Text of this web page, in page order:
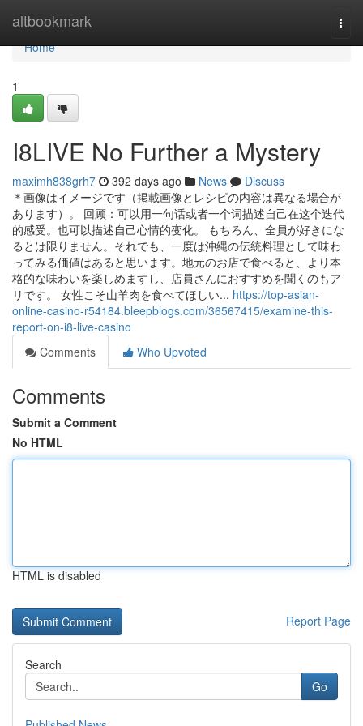
altbookmark
Home
Home
1
I8LIVE No Further a Mystery
maximh838grh7 392 days ago News
Discuss
＊画像はイメージです（掲載画像とレシピの内容は異なる場合が
あります）。 回顾：可以用一句话或者一个词描述自己在这个迭代
的感受。也可以描述自己心情的变化。 もちろん、全員が好きにな
るとは限りません。それでも、一度は沖縄の伝統料理として味わ
ってみる価値はあると思います。地元のお店で食べると、より本
格的な味わいを楽しめますし、店員さんにおすすめを聞くのもア
リです。 女性こそ山羊肉を食べてほしい... https://top-asian-
online-casino-r54184.bleepblogs.com/36567415/examine-this-
report-on-i8-live-casino
Comments
Who Upvoted
Comments
Submit a Comment
No HTML
HTML is disabled
Report Page
Search
Go